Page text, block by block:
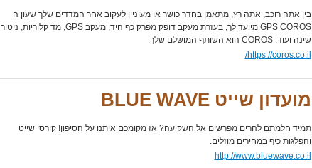
בין אתה רוכב, אתה רץ, מתאמן בחדר כושר או מעוניין לעקוב אחר המדדים שלך שעון ה
GPS COROS מיועד לך, בעזרת מעקב דופק מפרק כף היד, מעקב GPS, מד קלוריות, ניטור
שינה ועוד. COROS הוא השותף המושלם שלך.
https://coros.co.il/
מועדון שייט BLUE WAVE
תמיד חלמתם להרים מפרשים אל השקיעה? אז מקומכם איתנו על הסיפון! קורסי שייט
והפלגות כיף במחירים מוזלים.
http://www.bluewave.co.il